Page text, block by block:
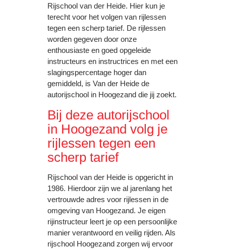
Rijschool van der Heide. Hier kun je
terecht voor het volgen van rijlessen
tegen een scherp tarief. De rijlessen
worden gegeven door onze
enthousiaste en goed opgeleide
instructeurs en instructrices en met een
slagingspercentage hoger dan
gemiddeld, is Van der Heide de
autorijschool in Hoogezand die jij zoekt.
Bij deze autorijschool
in Hoogezand volg je
rijlessen tegen een
scherp tarief
Rijschool van der Heide is opgericht in
1986. Hierdoor zijn we al jarenlang het
vertrouwde adres voor rijlessen in de
omgeving van Hoogezand. Je eigen
rijinstructeur leert je op een persoonlijke
manier verantwoord en veilig rijden. Als
rijschool Hoogezand zorgen wij ervoor